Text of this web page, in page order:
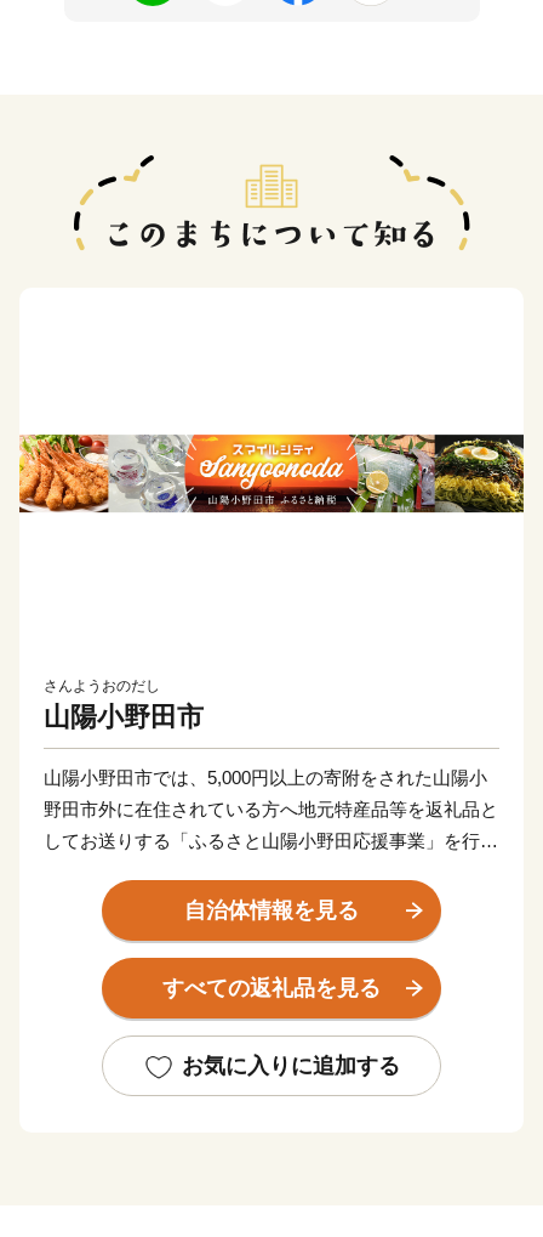
さんようおのだし
山陽小野田市
山陽小野田市では、5,000円以上の寄附をされた山陽小
野田市外に在住されている方へ地元特産品等を返礼品と
してお送りする「ふるさと山陽小野田応援事業」を行っ
特産品等によってふるさと山陽小野田を思い出していた
だければ幸いです。
皆様、山陽小野田市の応援をよろしくお願いいたしま
自治体情報を見る
すべての返礼品を見る
お気に入りに追加する